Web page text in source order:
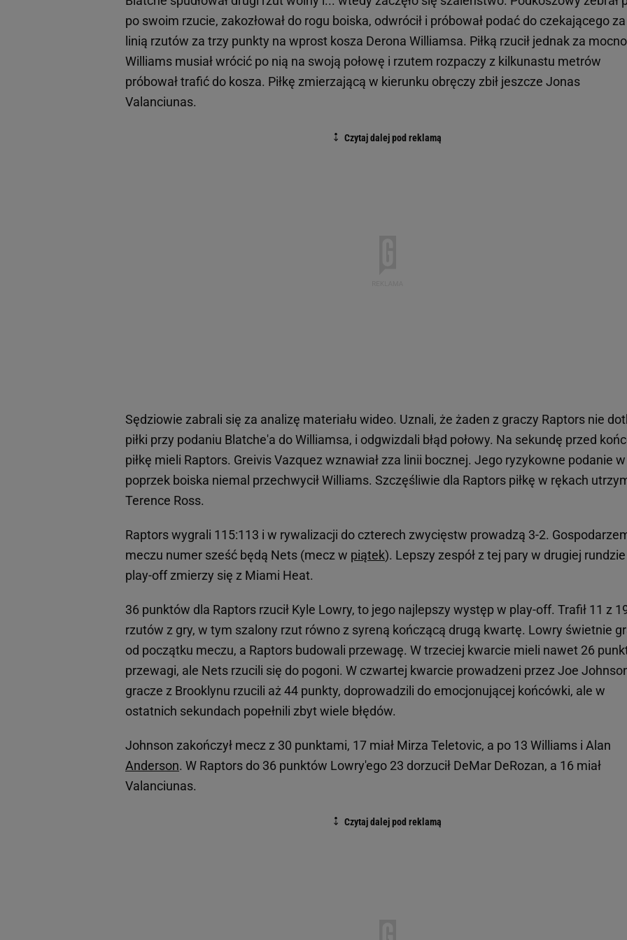
po swoim rzucie, zakozłował do rogu boiska, odwrócił i próbował podać do czekającego za
linią rzutów za trzy punkty na wprost kosza Derona Williamsa. Piłką rzucił jednak za
Williams musiał wrócić po nią na swoją połowę i rzutem rozpaczy z kilkunastu metrów
próbował trafić do kosza. Piłkę zmierzającą w kierunku obręczy zbił jeszcze Jonas
Valanciunas.
Sędziowie zabrali się za analizę materiału wideo. Uznali, że żaden z graczy Raptors nie
piłki przy podaniu Blatche'a do Williamsa, i odgwizdali błąd połowy. Na sekundę przed
piłkę mieli Raptors. Greivis Vazquez wznawiał zza linii bocznej. Jego ryzykowne podanie w
poprzek boiska niemal przechwycił Williams. Szczęśliwie dla Raptors piłkę w rękach
Terence Ross.
Raptors wygrali 115:113 i w rywalizacji do czterech zwycięstw prowadzą 3-2.
meczu numer sześć będą Nets (mecz w piątek). Lepszy zespół z tej pary w drugiej rundzie
play-off zmierzy się z Miami Heat.
36 punktów dla Raptors rzucił Kyle Lowry, to jego najlepszy występ w play-off. Trafił 11 z
rzutów z gry, w tym szalony rzut równo z syreną kończącą drugą kwartę. Lowry świetnie
od początku meczu, a Raptors budowali przewagę. W trzeciej kwarcie mieli nawet 26
przewagi, ale Nets rzucili się do pogoni. W czwartej kwarcie prowadzeni przez Joe
gracze z Brooklynu rzucili aż 44 punkty, doprowadzili do emocjonującej końcówki, ale w
ostatnich sekundach popełnili zbyt wiele błędów.
Johnson zakończył mecz z 30 punktami, 17 miał Mirza Teletovic, a po 13 Williams i Alan
Anderson. W Raptors do 36 punktów Lowry'ego 23 dorzucił DeMar DeRozan, a 16 miał
Valanciunas.